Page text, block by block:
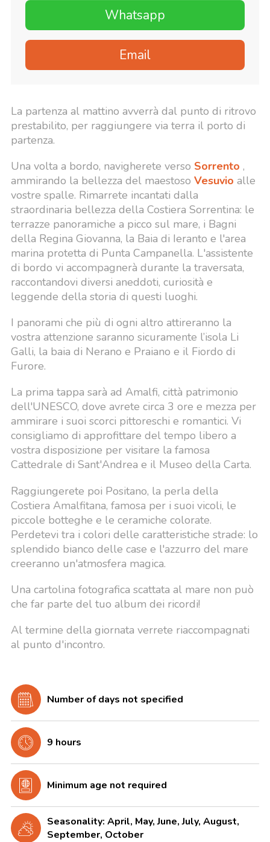
Whatsapp
Email
La partenza al mattino avverrà dal punto di ritrovo
prestabilito, per raggiungere via terra il porto di
partenza.
Una volta a bordo, navigherete verso Sorrento ,
ammirando la bellezza del maestoso Vesuvio alle
vostre spalle. Rimarrete incantati dalla
straordinaria bellezza della Costiera Sorrentina: le
terrazze panoramiche a picco sul mare, i Bagni
della Regina Giovanna, la Baia di Ieranto e l'area
marina protetta di Punta Campanella. L'assistente
di bordo vi accompagnerà durante la traversata,
raccontandovi diversi aneddoti, curiosità e
leggende della storia di questi luoghi.
I panorami che più di ogni altro attireranno la
vostra attenzione saranno sicuramente l’isola Li
Galli, la baia di Nerano e Praiano e il Fiordo di
Furore.
La prima tappa sarà ad Amalfi, città patrimonio
dell'UNESCO, dove avrete circa 3 ore e mezza per
ammirare i suoi scorci pittoreschi e romantici. Vi
consigliamo di approfittare del tempo libero a
vostra disposizione per visitare la famosa
Cattedrale di Sant'Andrea e il Museo della Carta.
Raggiungerete poi Positano, la perla della
Costiera Amalfitana, famosa per i suoi vicoli, le
piccole botteghe e le ceramiche colorate.
Perdetevi tra i colori delle caratteristiche strade: lo
splendido bianco delle case e l'azzurro del mare
creeranno un'atmosfera magica.
Una cartolina fotografica scattata al mare non può
che far parte del tuo album dei ricordi!
Al termine della giornata verrete riaccompagnati
al punto d'incontro.
Number of days not specified
9 hours
Minimum age not required
Seasonality: April, May, June, July, August,
September, October